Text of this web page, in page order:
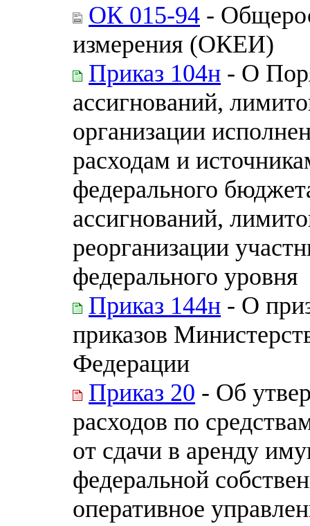
ОК 015-94 -
измерения (ОКЕИ)
Приказ 104н - О
ассигнований,
организации
расходам и
федерального
ассигнований,
реорганизации
федерального уровня
Приказ 144н - О
приказов
Федерации
Приказ 20 - Об
расходов по
от сдачи в аренду
федеральной
оперативное